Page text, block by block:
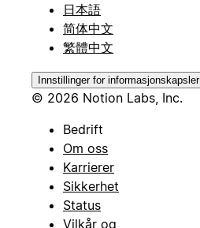
日本語
简体中文
繁體中文
Innstillinger for informasjonskapsler
© 2026 Notion Labs, Inc.
Bedrift
Om oss
Karrierer
Sikkerhet
Status
Vilkår og